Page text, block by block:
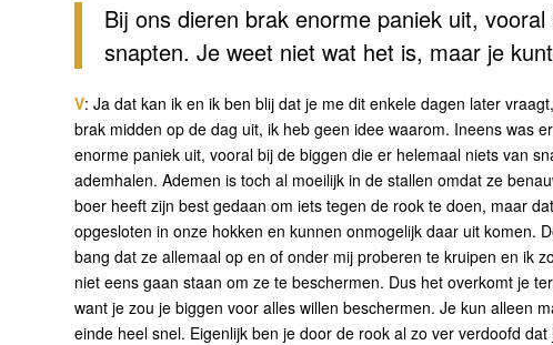
Bij ons dieren brak enorme paniek uit,
snapten. Je weet niet wat het is, maar je
V: Ja dat kan ik en ik ben blij dat je me dit enkele dagen later
brak midden op de dag uit, ik heb geen idee waarom. Ineens was
enorme paniek uit, vooral bij de biggen die er helemaal niets van
ademhalen. Ademen is toch al moeilijk in de stallen omdat ze
boer heeft zijn best gedaan om iets tegen de rook te doen, maar
opgesloten in onze hokken en kunnen onmogelijk daar uit komen.
bang dat ze allemaal op en of onder mij proberen te kruipen en ik
niet eens gaan staan om ze te beschermen. Dus het overkomt je
want je zou je biggen voor alles willen beschermen. Je kun alleen
einde heel snel. Eigenlijk ben je door de rook al zo ver verdoofd